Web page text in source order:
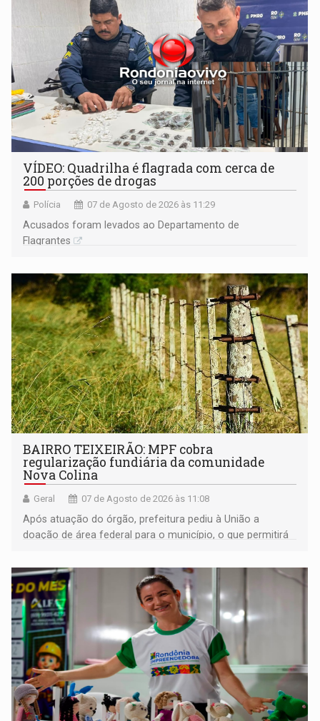
VÍDEO: Quadrilha é flagrada com cerca de
200 porções de drogas
Polícia 07 de Agosto de 2026 às 11:29
Acusados foram levados ao Departamento de
Flagrantes
BAIRRO TEIXEIRÃO: MPF cobra
regularização fundiária da comunidade
Nova Colina
Geral 07 de Agosto de 2026 às 11:08
Após atuação do órgão, prefeitura pediu à União a
doação de área federal para o município, o que permitirá